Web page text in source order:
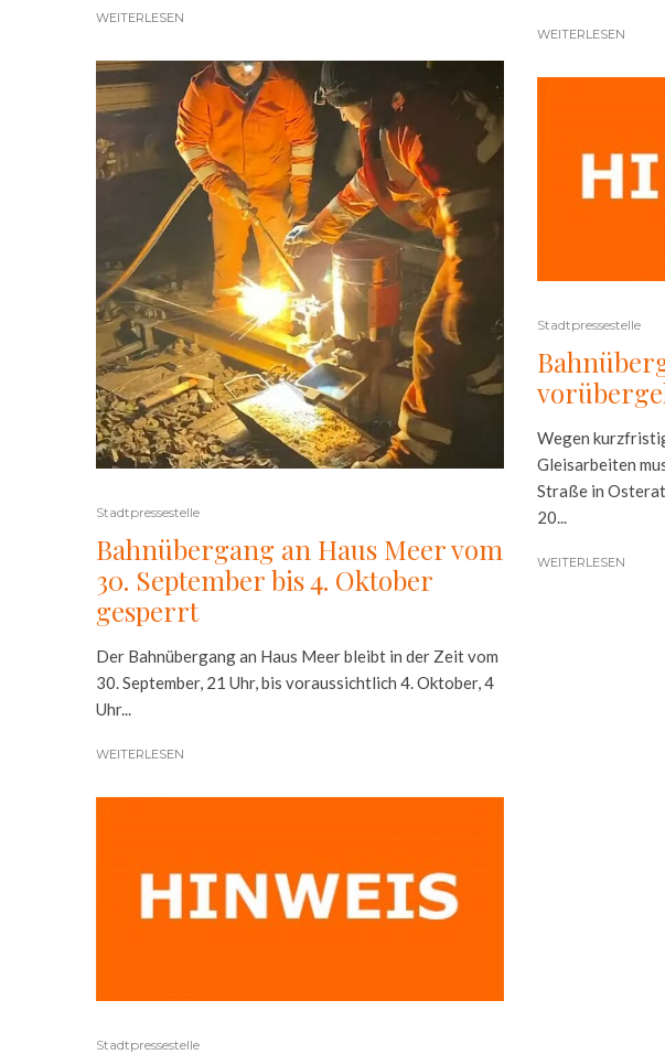
WEITERLESEN
Stadtpressestelle
Bahnübergang an Haus Meer vom
30. September bis 4. Oktober
gesperrt
Der Bahnübergang an Haus Meer bleibt in der Zeit vom
30. September, 21 Uhr, bis voraussichtlich 4. Oktober, 4
Uhr...
WEITERLESEN
Stadtpressestelle
WEITERLESEN
Stadtpressestelle
Wegen
Gleisarbeiten
Straße in
20...
WEITERLESEN